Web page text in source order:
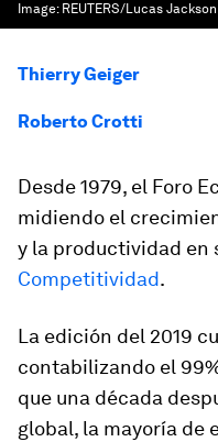
Image: REUTERS/Lucas Jackson
Thierry Geiger
Roberto Crotti
Desde 1979, el Foro
midiendo el
y la productividad en
Competitividad.
La edición del 2019
contabilizando el
que una década
global, la mayoría de